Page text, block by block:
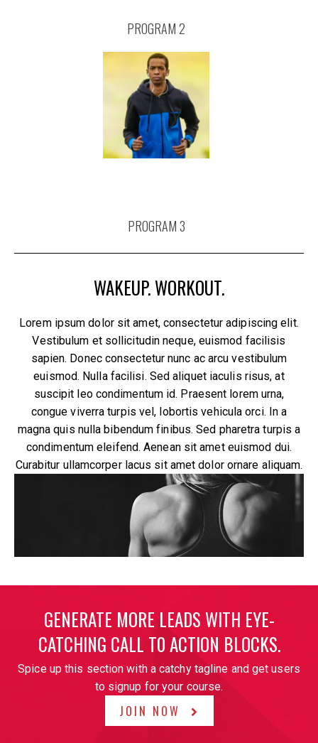
PROGRAM 2
PROGRAM 3
WAKEUP. WORKOUT.
Lorem ipsum dolor sit amet, consectetur adipiscing elit.
Vestibulum et sollicitudin neque, euismod facilisis
sapien. Donec consectetur nunc ac arcu vestibulum
euismod. Nulla facilisi. Sed aliquet iaculis risus, at
suscipit leo condimentum id. Praesent lorem urna,
congue viverra turpis vel, lobortis vehicula orci. In a
magna quis nulla bibendum finibus. Sed pharetra turpis a
condimentum eleifend. Aenean sit amet euismod dui.
Curabitur ullamcorper lacus sit amet dolor ornare aliquam.
GENERATE MORE LEADS WITH EYE-
CATCHING CALL T0 ACTION BLOCKS.
Spice up this section with a catchy tagline and get users
to signup for your course.
JOIN NOW